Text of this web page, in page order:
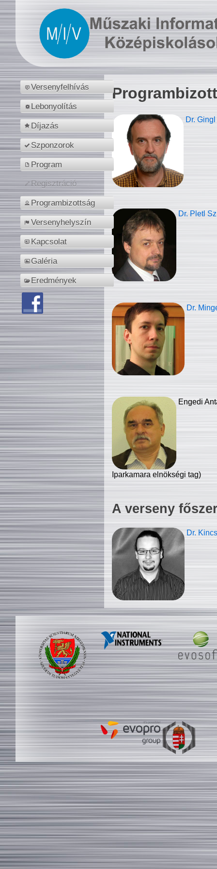
Versenyfelhívás
Lebonyolítás
Díjazás
Szponzorok
Program
Regisztráció
Programbizottság
Versenyhelyszín
Kapcsolat
Galéria
Eredmények
Dr.
Dr. Pletl
Dr.
Engedi
Iparkamara elnökségi tag)
A verseny
Dr.